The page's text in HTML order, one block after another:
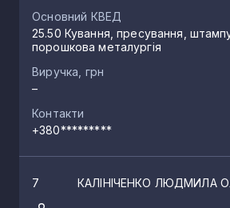
Основний КВЕД
25.50 Кування, пресування,
порошкова металургія
Виручка, грн
–
Контакти
+380*********
7 КАЛІНІЧЕНКО ЛЮДМИЛА